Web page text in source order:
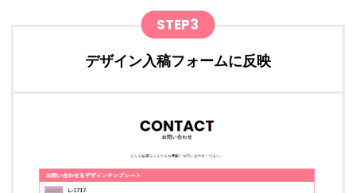
STEP3
デザイン入稿フォームに反映